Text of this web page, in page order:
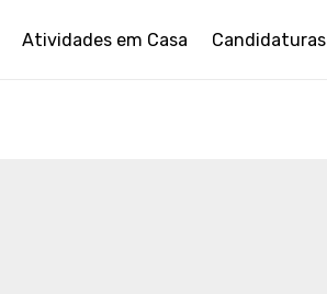
Atividades em Casa Candidaturas